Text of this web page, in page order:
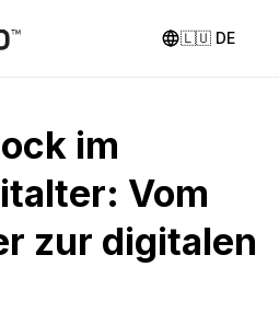
🇱🇺 DE
im
Vom
zur digitalen